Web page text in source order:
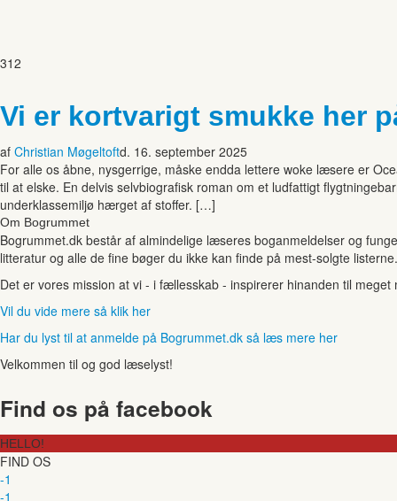
312
Vi er kortvarigt smukke her
af Christian Møgeltoftd. 16. september 2025
For alle os åbne, nysgerrige, måske endda lettere woke læsere er
til at elske. En delvis selvbiografisk roman om et ludfattigt
underklassemiljø hærget af stoffer. […]
Om Bogrummet
Bogrummet.dk består af almindelige læseres boganmeldelser og
litteratur og alle de fine bøger du ikke kan finde på mest-solgte listerne.
Det er vores mission at vi - i fællesskab - inspirerer hinanden til
Vil du vide mere så klik her
Har du lyst til at anmelde på Bogrummet.dk så læs mere her
Velkommen til og god læselyst!
Find os på facebook
HELLO!
FIND OS
-1
-1